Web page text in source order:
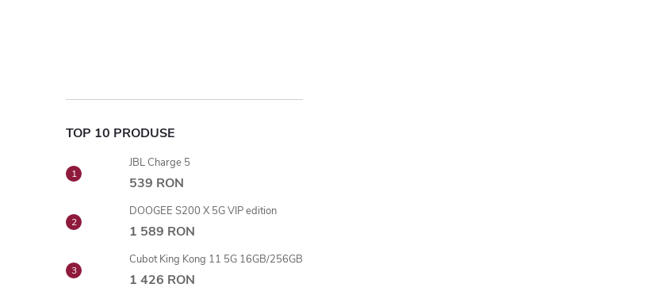
TOP 10 PRODUSE
JBL Charge 5
539 RON
DOOGEE S200 X 5G VIP edition
1 589 RON
Cubot King Kong 11 5G 16GB/256GB
1 426 RON